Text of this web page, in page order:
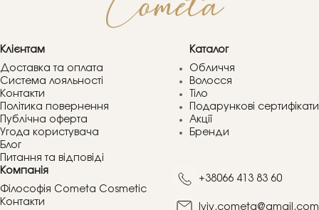
Клієнтам
Доставка та оплата
Система лояльності
Контакти
Політика повернення
Публічна оферта
Угода користувача
Блог
Питання та відповіді
Каталог
Обличчя
Волосся
Тіло
Подарункові сертифікати
Акції
Бренди
Компанія
Філософія Cometa Cosmetic
Контакти
+38066 413 83 60
lviv.cometa@gmail.com